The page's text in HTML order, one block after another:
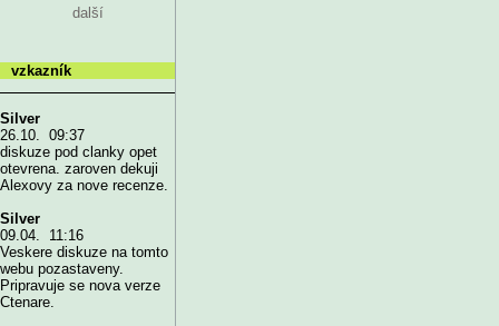
další
vzkazník
Silver
26.10. 09:37
diskuze pod clanky opet
otevrena. zaroven dekuji
Alexovy za nove recenze.
Silver
09.04. 11:16
Veskere diskuze na tomto
webu pozastaveny.
Pripravuje se nova verze
Ctenare.